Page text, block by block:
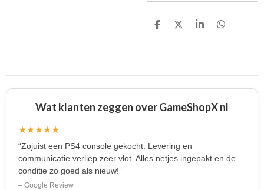
D
D
S
D
Wat klanten zeggen over GameShopX nl
★★★★★
“Zojuist een PS4 console gekocht. Levering en
communicatie verliep zeer vlot. Alles netjes ingepakt en de
conditie zo goed als nieuw!”
– Google Review